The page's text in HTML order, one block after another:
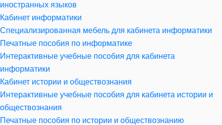
иностранных языков
Кабинет информатики
Специализированная мебель для кабинета информатики
Печатные пособия по информатике
Интерактивные учебные пособия для кабинета
информатики
Кабинет истории и обществознания
Интерактивные учебные пособия для кабинета истории и
обществознания
Печатные пособия по истории и обществознанию